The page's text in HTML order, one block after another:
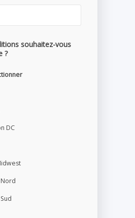
souhaitez-vous
?
DC